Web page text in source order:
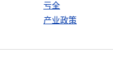
亏全
产业政策